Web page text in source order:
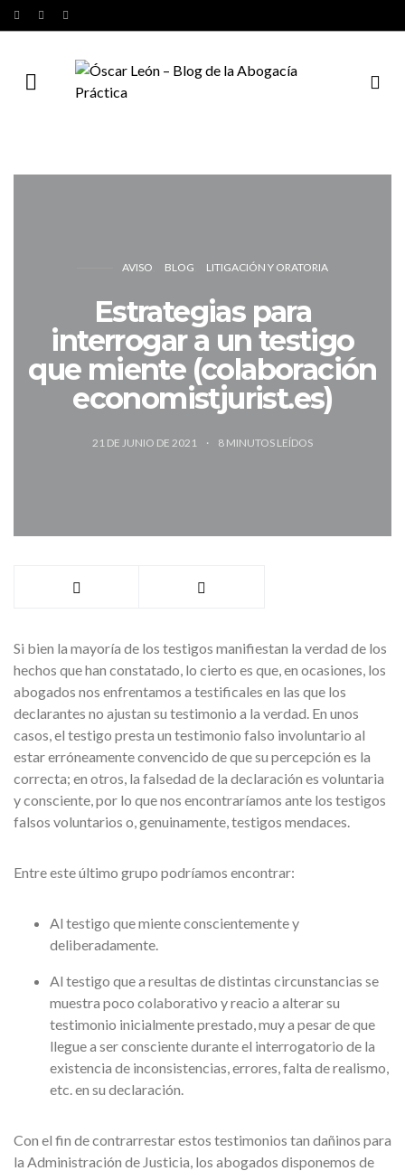
AVISO BLOG LITIGACIÓN Y ORATORIA
Estrategias para
interrogar a un testigo
que miente (colaboración
economistjurist.es)
21 DE JUNIO DE 2021 8 MINUTOS LEÍDOS
Si bien la mayoría de los testigos manifiestan la verdad de los
hechos que han constatado, lo cierto es que, en ocasiones, los
abogados nos enfrentamos a testificales en las que los
declarantes no ajustan su testimonio a la verdad. En unos
casos, el testigo presta un testimonio falso involuntario al
estar erróneamente convencido de que su percepción es la
correcta; en otros, la falsedad de la declaración es voluntaria
y consciente, por lo que nos encontraríamos ante los testigos
falsos voluntarios o, genuinamente, testigos mendaces.
Entre este último grupo podríamos encontrar:
Al testigo que miente conscientemente y
deliberadamente.
Al testigo que a resultas de distintas circunstancias se
muestra poco colaborativo y reacio a alterar su
testimonio inicialmente prestado, muy a pesar de que
llegue a ser consciente durante el interrogatorio de la
existencia de inconsistencias, errores, falta de realismo,
etc. en su declaración.
Con el fin de contrarrestar estos testimonios tan dañinos para
la Administración de Justicia, los abogados disponemos de